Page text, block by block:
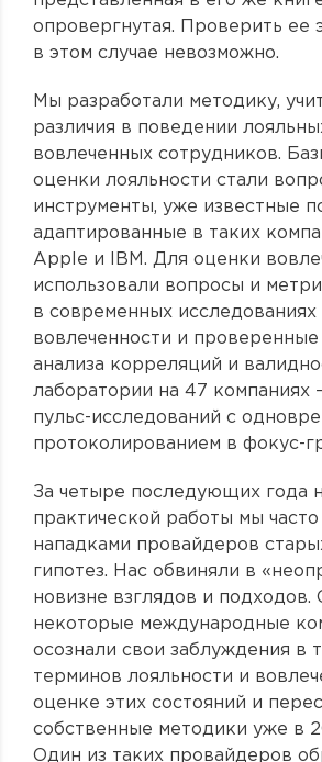
опровергнутая. Проверить ее
в этом случае невозможно.
Мы разработали методику,
различия в поведении
вовлеченных сотрудников.
оценки лояльности стали
инструменты, уже известные
адаптированные в таких
Apple и IBM. Для оценки
использовали вопросы и
в современных исследованиях
вовлеченности и проверенные
анализа корреляций и
лаборатории на 47 компаниях
пульс-исследований с
протоколированием в фокус-
За четыре последующих года
практической работы мы часто
нападками провайдеров
гипотез. Нас обвиняли в
новизне взглядов и подходов.
некоторые международные
осознали свои заблуждения в
терминов лояльности и
оценке этих состояний и
собственные методики уже в
Один из таких провайдеров